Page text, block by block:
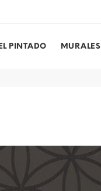
PINTADO MURALES